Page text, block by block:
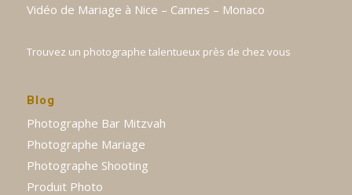
Vidéo de Mariage à Nice – Cannes – Monaco
Trouvez un photographe talentueux près de chez vous
Blog
Photographe Bar Mitzvah
Photographe Mariage
Photographe Shooting
Produit Photo